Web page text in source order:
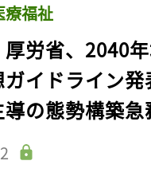
療福祉
厚労省、2040
イドライン発
導の態勢構築急